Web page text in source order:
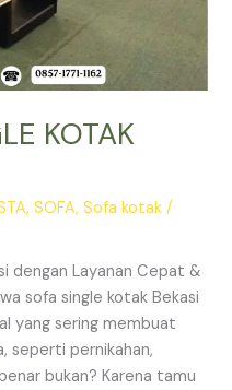
KOTAK
,SOFA,Sofa kotak /
dengan Layanan Cepat &
sofa single kotak Bekasi
yang sering membuat
seperti pernikahan,
bukan? Karena tamu